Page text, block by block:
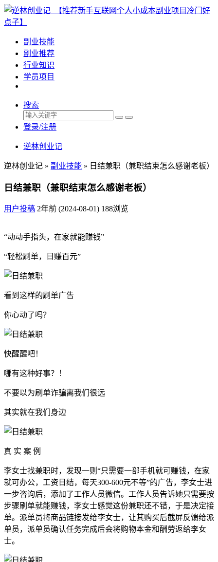
副业技能
副业推荐
行业知识
学员项目
搜索
登录/注册
逆林创业记
逆林创业记 » 副业技能 » 日结兼职（兼职结束怎么感谢老板）
日结兼职（兼职结束怎么感谢老板）
用户投稿 2年前 (2024-08-01) 188浏览
“动动手指头，在家就能赚钱”
“轻松刷单，日赚百元”
看到这样的刷单广告
你心动了吗？
快醒醒吧！
哪有这种好事？！
不要以为刷单诈骗离我们很远
其实就在我们身边
真 实 案 例
李女士找兼职时，发现一则“只需要一部手机就可赚钱，在家
就可办公，工资日结，每天300-600元不等”的广告，李女士进
一步咨询后，添加了工作人员微信。工作人员告诉她只需要按
步骤刷单就能赚钱，李女士感觉这份兼职还不错，于是决定接
单。派单员将商品链接发给李女士，让其购买后截屏反馈给派
单员，派单员确认任务完成后会将购物本金和酬劳返给李女
士。